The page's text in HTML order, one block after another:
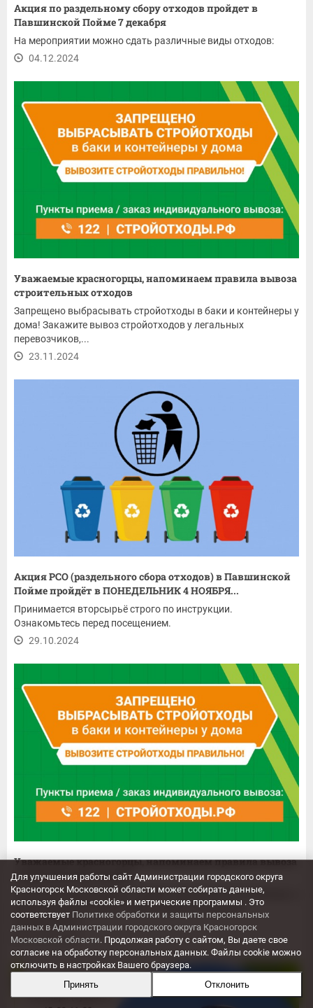
Акция по раздельному сбору отходов пройдет в
Павшинской Пойме 7 декабря
На мероприятии можно сдать различные виды отходов:
04.12.2024
Уважаемые красногорцы, напоминаем правила вывоза
строительных отходов
Запрещено выбрасывать стройотходы в баки и контейнеры у
дома! Закажите вывоз стройотходов у легальных
перевозчиков,...
23.11.2024
Акция РСО (раздельного сбора отходов) в Павшинской
Пойме пройдёт в ПОНЕДЕЛЬНИК 4 НОЯБРЯ...
Принимается вторсырьё строго по инструкции.
Ознакомьтесь перед посещением.
29.10.2024
Уважаемые красногорцы, напоминаем правила вывоза
строительных отходов
Запрещено выбрасывать стройотходы в баки и контейнеры у
дома! Закажите вывоз стройотходов у легальных
перевозчиков,...
25.10.2024
Для улучшения работы сайт Администрации городского округа
Красногорск Московской области может собирать данные,
используя файлы «cookie» и метрические программы . Это
соответствует Политике обработки и защиты персональных
данных в Администрации городского округа Красногорск
Московской области. Продолжая работу с сайтом, Вы даете свое
согласие на обработку персональных данных. Файлы cookie можно
отключить в настройках Вашего браузера.
Принять
Отклонить